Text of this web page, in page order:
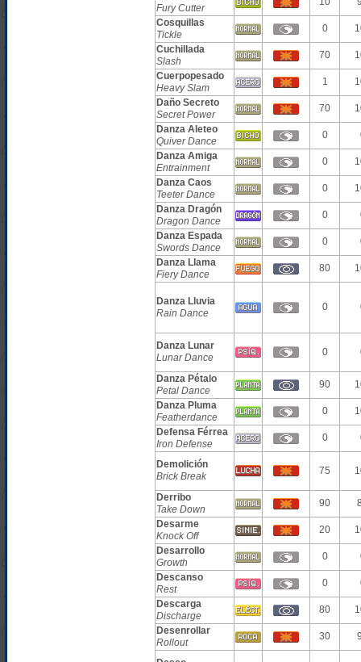
Fury Cutter
Cosquillas
Tickle
0
Cuchillada
Slash
70
Cuerpopesado
Heavy Slam
1
Daño Secreto
Secret Power
70
Danza Aleteo
Quiver Dance
0
Danza Amiga
Entrainment
0
Danza Caos
Teeter Dance
0
Danza Dragón
Dragon Dance
0
Danza Espada
Swords Dance
0
Danza Llama
Fiery Dance
80
Danza Lluvia
Rain Dance
0
Danza Lunar
Lunar Dance
0
Danza Pétalo
Petal Dance
90
Danza Pluma
Featherdance
0
Defensa Férrea
Iron Defense
0
Demolición
Brick Break
75
Derribo
Take Down
90
Desarme
Knock Off
20
Desarrollo
Growth
0
Descanso
Rest
0
Descarga
Discharge
80
Desenrollar
Rollout
30